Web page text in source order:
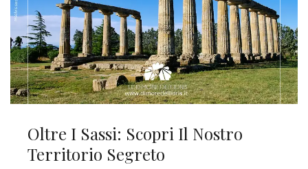
Oltre I Sassi: Scopri Il Nostro
Territorio Segreto